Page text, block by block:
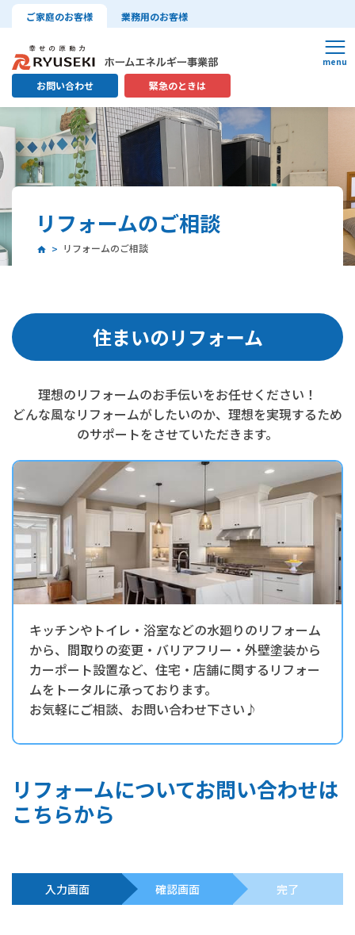
ご家庭のお客様 業務用のお客様
お問い合わせ 緊急のときは
リフォームのご相談
リフォームのご相談
住まいのリフォーム
理想のリフォームのお手伝いをお任せください！
どんな風なリフォームがしたいのか、理想を実現するため
のサポートをさせていただきます。
キッチンやトイレ・浴室などの水廻りのリフォーム
から、間取りの変更・バリアフリー・外壁塗装から
カーポート設置など、住宅・店舗に関するリフォー
ムをトータルに承っております。
お気軽にご相談、お問い合わせ下さい♪
リフォームについてお問い合わせは
こちらから
入力画面 確認画面 完了